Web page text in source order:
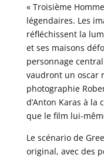
« Troisième
légendaires. Les
réfléchissent la
et ses maisons
personnage
vaudront un oscar
photographie
d’Anton Karas à la
que le film lui-
Le scénario de
original, avec des